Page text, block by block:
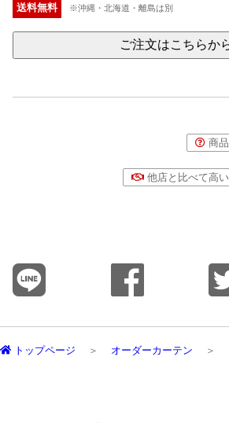
送料無料 ※沖縄・北海道・離島は別
ご注文はこちらか
商
他店と比べて高
トップページ オーダーカーテン